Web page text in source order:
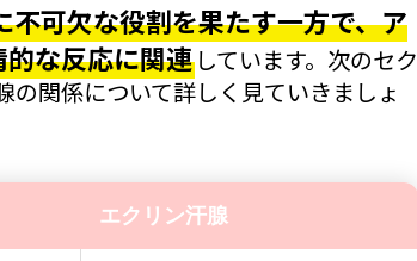
可欠な役割を果たす一方で、ア
な反応に関連しています。次のセク
関係について詳しく見ていきましょ
エクリン汗腺